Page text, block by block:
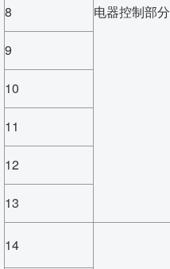
电器控制部分
8
9
10
11
12
13
14